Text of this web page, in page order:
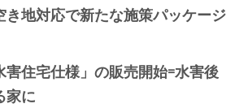
地対応で新たな施策パッケージ
住宅仕様」の販売開始=水害後
家に